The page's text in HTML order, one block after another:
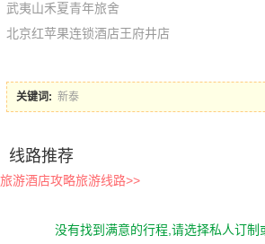
武夷山禾夏青年旅舍
北京红苹果连锁酒店王府井店
关键词: 新泰
线路推荐
旅游酒店攻略旅游线路>>
没有找到满意的行程,请选择私人订制